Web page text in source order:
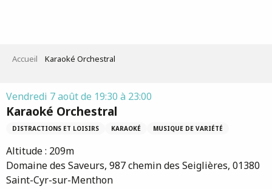
Accueil Karaoké Orchestral
Vendredi 7 août de 19:30 à 23:00
Karaoké Orchestral
DISTRACTIONS ET LOISIRS KARAOKÉ MUSIQUE DE VARIÉTÉ
Altitude : 209m
Domaine des Saveurs, 987 chemin des Seiglières, 01380
Saint-Cyr-sur-Menthon